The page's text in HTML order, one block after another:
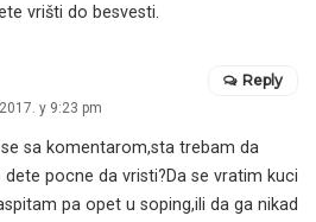
vrišti do besvesti.
у 9:23 pm
sa komentarom,sta trebam da
pocne da vristi?Da se vratim kuci
pa opet u soping,ili da ga nikad
Reply